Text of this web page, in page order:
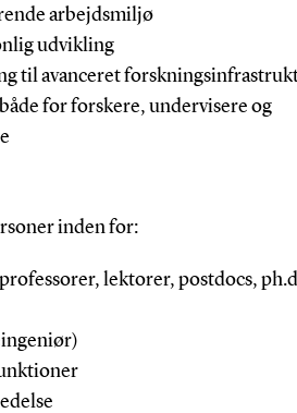
arbejdsmiljø
udvikling
til avanceret
for forskere, undervisere og
inden for:
lektorer, postdocs,